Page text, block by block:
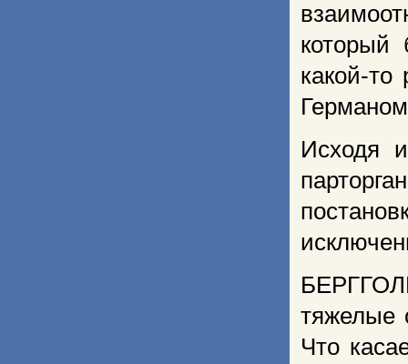
который
какой-
Исходя
тяжелые
Что